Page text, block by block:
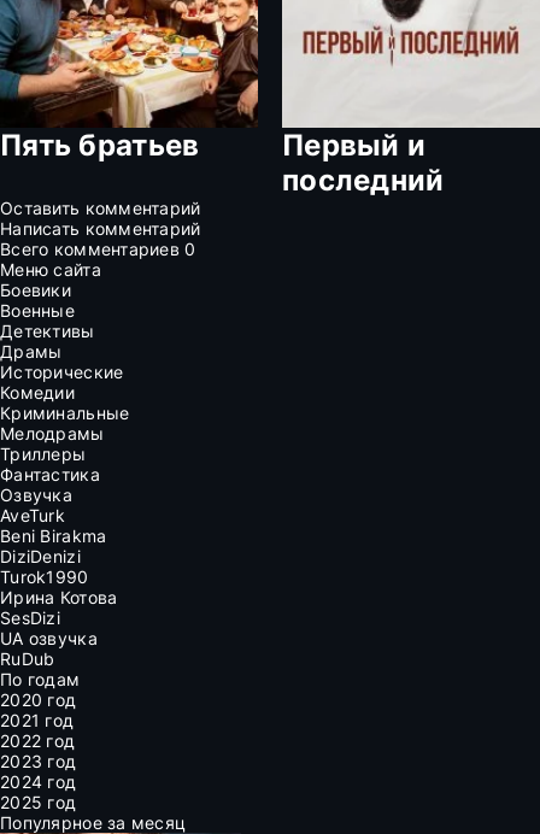
Пять братьев
Первый и
последний
Оставить комментарий
Написать комментарий
Всего комментариев0
Меню сайта
Боевики
Военные
Детективы
Драмы
Исторические
Комедии
Криминальные
Мелодрамы
Триллеры
Фантастика
Озвучка
AveTurk
Beni Birakma
DiziDenizi
Turok1990
Ирина Котова
SesDizi
UA озвучка
RuDub
По годам
2020 год
2021 год
2022 год
2023 год
2024 год
2025 год
Популярное за месяц